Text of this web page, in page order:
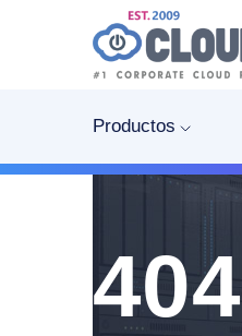
Productos
404